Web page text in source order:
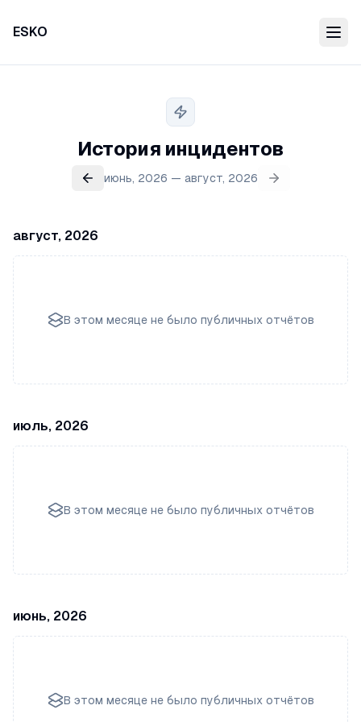
ESKO
История инцидентов
июнь, 2026 — август, 2026
август, 2026
В этом месяце не было публичных отчётов
июль, 2026
В этом месяце не было публичных отчётов
июнь, 2026
В этом месяце не было публичных отчётов